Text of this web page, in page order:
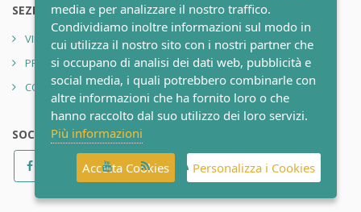
SEZIONI
VIDEO
PRIVACY POLICY
CONTATTI
SOCIAL
media e per analizzare il nostro traffico.
Condividiamo inoltre informazioni sul modo in
cui utilizza il nostro sito con i nostri partner che
si occupano di analisi dei dati web, pubblicità e
social media, i quali potrebbero combinarle con
altre informazioni che ha fornito loro o che
hanno raccolto dal suo utilizzo dei loro servizi.
Più informazioni
Accetta Cookies Personalizza i Cookies